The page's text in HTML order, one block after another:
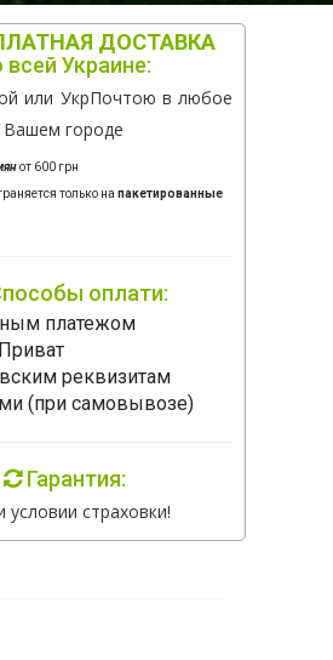
ДОСТАВКА
всей Украине:
или УкрПочтою в любое
Вашем городе
от 600 грн
только на пакетированные
оплати:
платежом
реквизитам
(при самовывозе)
Гарантия:
условии страховки!